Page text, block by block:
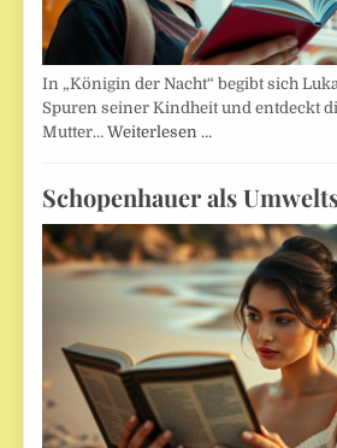
In „Königin der Nacht“ begibt sich
Spuren seiner Kindheit und entdeckt
Mutter…Weiterlesen …
Schopenhauer als